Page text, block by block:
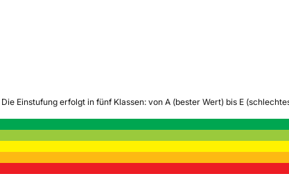
Die Einstufung erfolgt in fünf Klassen: von A (bester Wert) bis E